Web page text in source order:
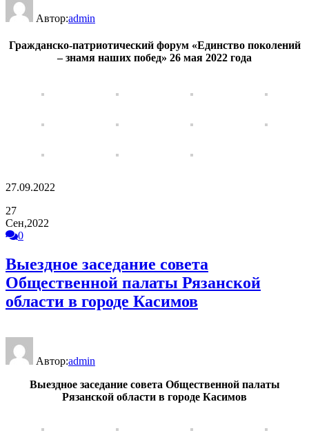
Автор:admin
Гражданско-патриотический форум «Единство поколений
– знамя наших побед» 26 мая 2022 года
27.09.2022
27
Сен,2022
0
Выездное заседание совета
Общественной палаты Рязанской
области в городе Касимов
Автор:admin
Выездное заседание совета Общественной палаты
Рязанской области в городе Касимов